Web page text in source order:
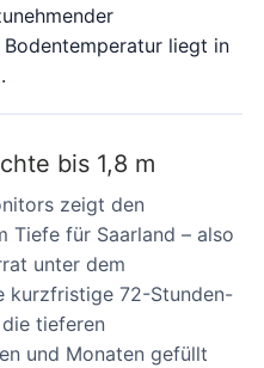
liegt in
bis 1,8 m
zeigt den
Tiefe für Saarland – also
unter dem
kurzfristige 72-Stunden-
tieferen
und Monaten gefüllt